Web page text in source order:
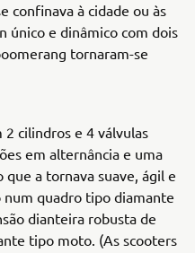
confinava à cidade ou às
único e dinâmico com dois
tornaram-se
cilindros e 4 válvulas
em alternância e uma
que a tornava suave, ágil e
quadro tipo diamante
dianteira robusta de
tipo moto. (As scooters